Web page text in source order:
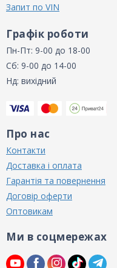
Запит по VIN
Графік роботи
Пн-Пт: 9-00 до 18-00
Сб: 9-00 до 14-00
Нд: вихідний
Про нас
Контакти
Доставка і оплата
Гарантія та повернення
Договір оферти
Оптовикам
Ми в соцмережах